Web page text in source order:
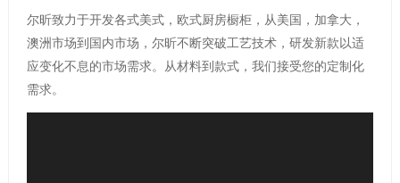
尔昕致力于开发各式美式，欧式厨房橱柜，从美国，加拿大，
澳洲市场到国内市场，尔昕不断突破工艺技术，研发新款以适
应变化不息的市场需求。从材料到款式，我们接受您的定制化
需求。